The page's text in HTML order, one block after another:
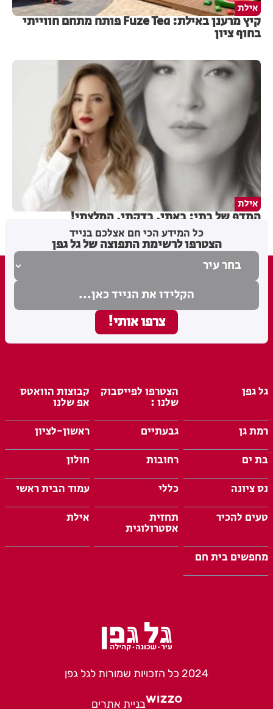
אילת
קיץ מרענן באילת: Fuze Tea פותח מתחם חווייתי
בחוף ציון
אילת
המדף של בתי: באתי, בדקתי, המלצתי!
כל המידע הכי חם אצלכם בנייד
הצטרפו לרשימת התפוצה של גל גפן
גל גפן הצטרפו לפייסבוק
שלנו :
קבוצות הוואטס
אפ שלנו
רמת גן
גבעתיים
ראשון-לציון
בת ים
רחובות
חולון
נס ציונה
כללי
עמוד הבית ראשי
טעים להכיר
תחזית
אסטרולוגית
אילת
מחפשים בית חם
2024 כל הזכויות שמורות לגל גפן
בניית אתרים